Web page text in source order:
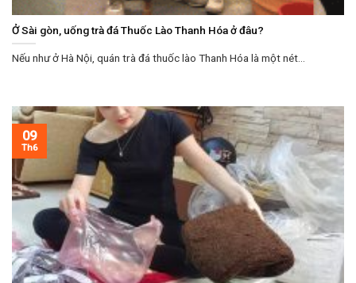
Ở Sài gòn, uống trà đá Thuốc Lào Thanh Hóa ở đâu?
Nếu như ở Hà Nội, quán trà đá thuốc lào Thanh Hóa là một nét...
09
Th6